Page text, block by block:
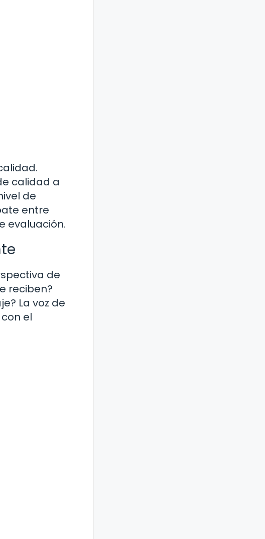
calidad a
de
entre
evaluación.
de
reciben?
La voz de
el